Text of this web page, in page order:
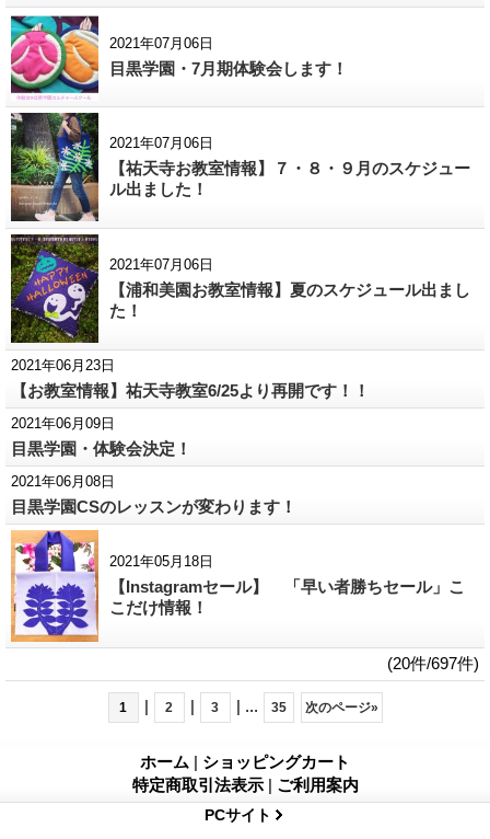
2021年07月06日
目黒学園・7月期体験会します！
2021年07月06日
【祐天寺お教室情報】７・８・９月のスケジュー
ル出ました！
2021年07月06日
【浦和美園お教室情報】夏のスケジュール出まし
た！
2021年06月23日
【お教室情報】祐天寺教室6/25より再開です！！
2021年06月09日
目黒学園・体験会決定！
2021年06月08日
目黒学園CSのレッスンが変わります！
2021年05月18日
【Instagramセール】 「早い者勝ちセール」こ
こだけ情報！
(20件/697件)
1 | 2 | 3 | ... 35 次のページ»
ホーム | ショッピングカート
特定商取引法表示 | ご利用案内
PCサイト